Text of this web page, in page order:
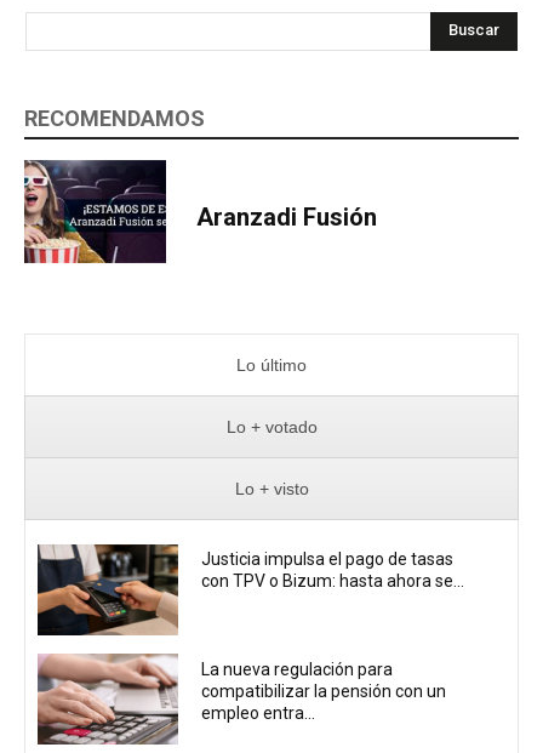
Buscar
RECOMENDAMOS
Aranzadi Fusión
Lo último
Lo + votado
Lo + visto
Justicia impulsa el pago de tasas
con TPV o Bizum: hasta ahora se...
La nueva regulación para
compatibilizar la pensión con un
empleo entra...